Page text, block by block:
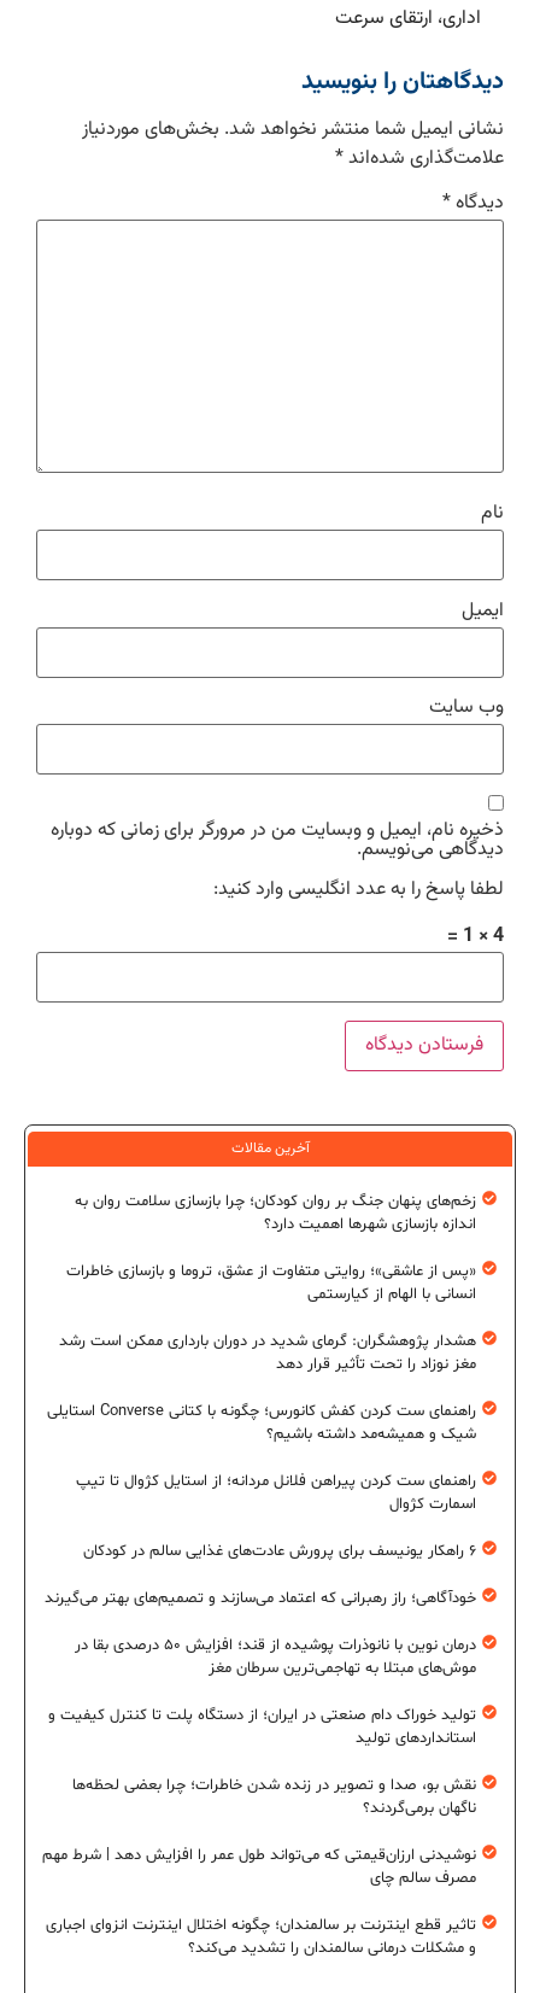
اداری، ارتقای سرعت
دیدگاهتان را بنویسید
نشانی ایمیل شما منتشر نخواهد شد. بخش‌های موردنیاز
علامت‌گذاری شده‌اند*
دیدگاه*
نام
ایمیل
وب‌ سایت
ذخیره نام، ایمیل و وبسایت من در مرورگر برای زمانی که دوباره
دیدگاهی می‌نویسم.
لطفا پاسخ را به عدد انگلیسی وارد کنید:
4 × 1 =
آخرین مقالات
زخم‌های پنهان جنگ بر روان کودکان؛ چرا بازسازی سلامت روان به
اندازه بازسازی شهرها اهمیت دارد؟
«پس از عاشقی»؛ روایتی متفاوت از عشق، تروما و بازسازی خاطرات
انسانی با الهام از کیارستمی
هشدار پژوهشگران: گرمای شدید در دوران بارداری ممکن است رشد
مغز نوزاد را تحت تأثیر قرار دهد
راهنمای ست کردن کفش کانورس؛ چگونه با کتانی Converse استایلی
شیک و همیشه‌مد داشته باشیم؟
راهنمای ست کردن پیراهن فلانل مردانه؛ از استایل کژوال تا تیپ
اسمارت کژوال
۶ راهکار یونیسف برای پرورش عادت‌های غذایی سالم در کودکان
خودآگاهی؛ راز رهبرانی که اعتماد می‌سازند و تصمیم‌های بهتر می‌گیرند
درمان نوین با نانوذرات پوشیده از قند؛ افزایش ۵۰ درصدی بقا در
موش‌های مبتلا به تهاجمی‌ترین سرطان مغز
تولید خوراک دام صنعتی در ایران؛ از دستگاه پلت تا کنترل کیفیت و
استانداردهای تولید
نقش بو، صدا و تصویر در زنده شدن خاطرات؛ چرا بعضی لحظه‌ها
ناگهان برمی‌گردند؟
نوشیدنی ارزان‌قیمتی که می‌تواند طول عمر را افزایش دهد | شرط مهم
مصرف سالم چای
تاثیر قطع اینترنت بر سالمندان؛ چگونه اختلال اینترنت انزوای اجباری
و مشکلات درمانی سالمندان را تشدید می‌کند؟